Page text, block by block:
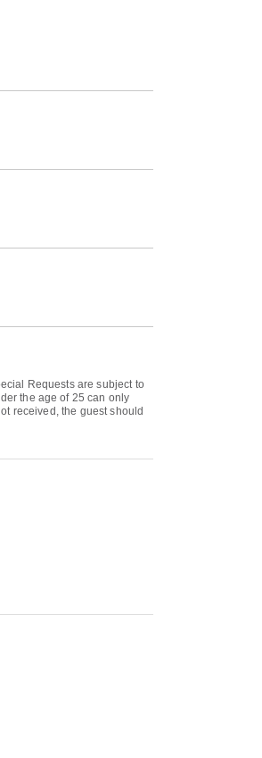
Requests are subject to
the age of 25 can only
received, the guest should